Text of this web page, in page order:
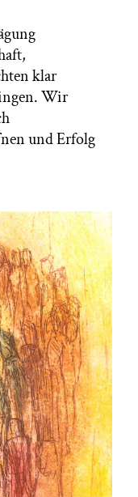
klar
Wir
und Erfolg